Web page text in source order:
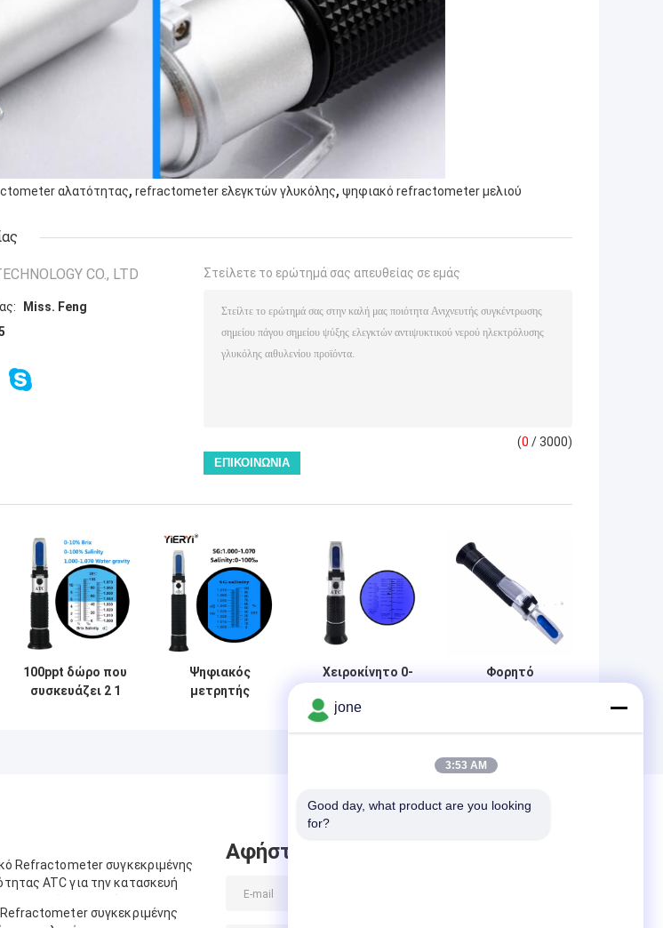
αλατότητας, refractometer ελεγκτών γλυκόλης, ψηφιακό refractometer μελιού
CO., LTD
Miss. Feng
Στείλετε το ερώτημά σας απευθείας σε εμάς
(0 / 3000)
100ppt δώρο που
συσκευάζει 2 1
Ψηφιακός
μετρητής
Χειροκίνητο 0-
υψηλής ακρίβειας
προπυλενίου
Φορητό
για δοκιμές
θαλασσινού
Refractometer συγκεκριμένης
ATC για την κατασκευή
συγκεκριμένης
Αφήστε μήνυμα
jone
3:53 AM
Good day, what product are you looking
for?